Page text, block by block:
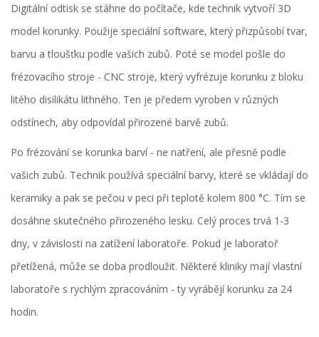
Digitální odtisk se stáhne do počítače, kde technik vytvoří 3D
model korunky. Použije speciální software, který přizpůsobí tvar,
barvu a tloušťku podle vašich zubů. Poté se model pošle do
frézovacího stroje - CNC stroje, který vyfrézuje korunku z bloku
litého disilikátu lithného. Ten je předem vyroben v různých
odstínech, aby odpovídal přirozené barvě zubů.
Po frézování se korunka barví - ne natření, ale přesně podle
vašich zubů. Technik používá speciální barvy, které se vkládají do
keramiky a pak se pečou v peci při teplotě kolem 800 °C. Tím se
dosáhne skutečného přirozeného lesku. Celý proces trvá 1-3
dny, v závislosti na zatížení laboratoře. Pokud je laboratoř
přetížená, může se doba prodloužit. Některé kliniky mají vlastní
laboratoře s rychlým zpracováním - ty vyrábějí korunku za 24
hodin.